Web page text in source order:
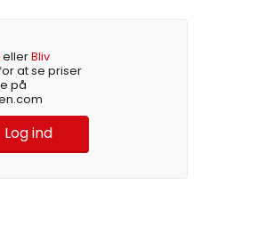
ellerBliv
at se priser
på
Log ind